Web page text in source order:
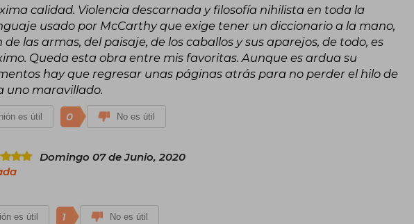
calidad. Violencia descarnada y filosofía nihilista en toda la
usado por McCarthy que exige tener un diccionario a la mano,
las armas, del paisaje, de los caballos y sus aparejos, de todo, es
Queda esta obra entre mis favoritas. Aunque es ardua su
hay que regresar unas páginas atrás para no perder el hilo de
uno maravillado.
es útil 0 No es útil
Domingo 07 de Junio, 2020
es útil 1 No es útil